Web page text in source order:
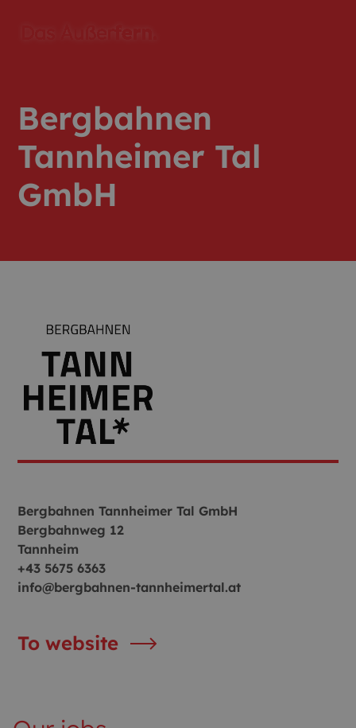
Bergbahnen
Tannheimer Tal
GmbH
Bergbahnen Tannheimer Tal GmbH
Bergbahnweg 12
Tannheim
+43 5675 6363
info@bergbahnen-tannheimertal.at
To website